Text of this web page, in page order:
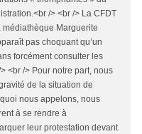
/> <br /> La CFDT
Marguerite
pas choquant qu’un
forcément consulter les
<br /> Pour notre part, nous
de la situation de
nous appelons, nous
à se rendre à
leur protestation devant